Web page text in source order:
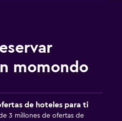
momondo
de hoteles para ti
3 millones de ofertas de